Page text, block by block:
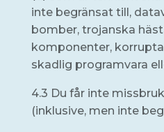
inte begränsat till,
bomber, trojanska
komponenter,
skadlig programvara
4.3 Du får inte
(inklusive, men inte